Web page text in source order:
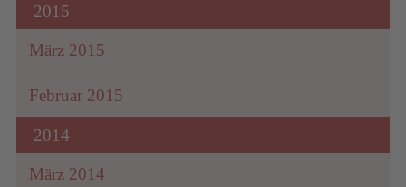
2015
März 2015
Februar 2015
2014
März 2014